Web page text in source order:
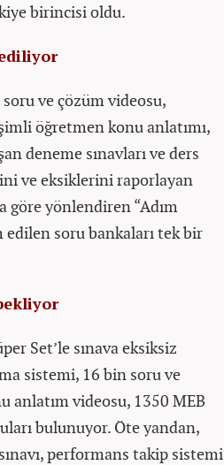
birincisi oldu.
ve çözüm videosu,
öğretmen konu anlatımı,
deneme sınavları ve ders
ve eksiklerini raporlayan
göre yönlendiren “Adım
edilen soru bankaları tek bir
Set’le sınava eksiksiz
sistemi, 16 bin soru ve
anlatım videosu, 1350 MEB
bulunuyor. Öte yandan,
performans takip sistemi